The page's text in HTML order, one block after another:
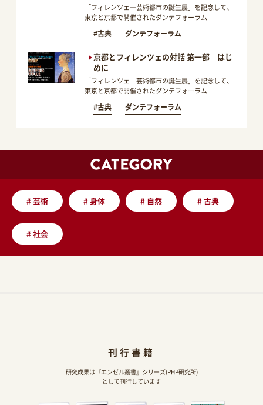
「フィレンツェ―芸術都市の誕生展」を記念して、
東京と京都で開催されたダンテフォーラム
#古典 ダンテフォーラム
京都とフィレンツェの対話 第一部 はじ
めに
「フィレンツェ―芸術都市の誕生展」を記念して、
東京と京都で開催されたダンテフォーラム
#古典 ダンテフォーラム
#芸術 #身体 # 自然 #古典
#社会
刊行書籍
研究成果は『エンゼル叢書』シリーズ(PHP研究所)
として刊行しています